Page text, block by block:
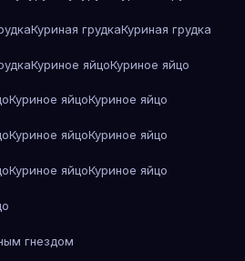
Куриная грудкаКуриная грудка
Куриное яйцоКуриное яйцо
Куриное яйцоКуриное яйцо
Куриное яйцоКуриное яйцо
Куриное яйцоКуриное яйцо
гнездом